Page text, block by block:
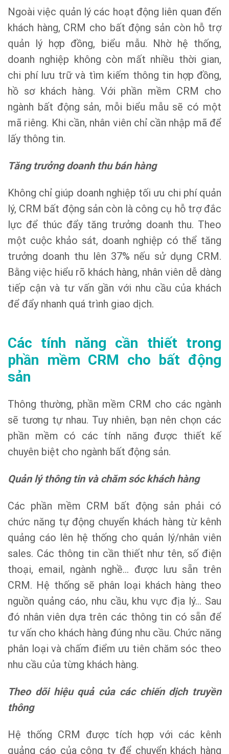
Ngoài việc quản lý các hoạt động liên quan đến
khách hàng, CRM cho bất động sản còn hỗ trợ
quản lý hợp đồng, biểu mẫu. Nhờ hệ thống,
doanh nghiệp không còn mất nhiều thời gian,
chi phí lưu trữ và tìm kiếm thông tin hợp đồng,
hồ sơ khách hàng. Với phần mềm CRM cho
ngành bất động sản, mỗi biểu mẫu sẽ có một
mã riêng. Khi cần, nhân viên chỉ cần nhập mã để
lấy thông tin.
Tăng trưởng doanh thu bán hàng
Không chỉ giúp doanh nghiệp tối ưu chi phí quản
lý, CRM bất động sản còn là công cụ hỗ trợ đắc
lực để thúc đẩy tăng trưởng doanh thu. Theo
một cuộc khảo sát, doanh nghiệp có thể tăng
trưởng doanh thu lên 37% nếu sử dụng CRM.
Bằng việc hiểu rõ khách hàng, nhân viên dễ dàng
tiếp cận và tư vấn gần với nhu cầu của khách
để đẩy nhanh quá trình giao dịch.
Các tính năng cần thiết trong
phần mềm CRM cho bất động
sản
Thông thường, phần mềm CRM cho các ngành
sẽ tương tự nhau. Tuy nhiên, bạn nên chọn các
phần mềm có các tính năng được thiết kế
chuyên biệt cho ngành bất động sản.
Quản lý thông tin và chăm sóc khách hàng
Các phần mềm CRM bất động sản phải có
chức năng tự động chuyển khách hàng từ kênh
quảng cáo lên hệ thống cho quản lý/nhân viên
sales. Các thông tin cần thiết như tên, số điện
thoại, email, ngành nghề… được lưu sẵn trên
CRM. Hệ thống sẽ phân loại khách hàng theo
nguồn quảng cáo, nhu cầu, khu vực địa lý… Sau
đó nhân viên dựa trên các thông tin có sẵn để
tư vấn cho khách hàng đúng nhu cầu. Chức năng
phân loại và chấm điểm ưu tiên chăm sóc theo
nhu cầu của từng khách hàng.
Theo dõi hiệu quả của các chiến dịch truyền
thông
Hệ thống CRM được tích hợp với các kênh
quảng cáo của công ty để chuyển khách hàng